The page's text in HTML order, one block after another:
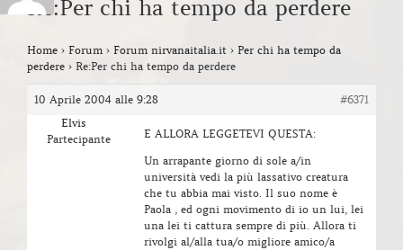
Re:Per chi ha tempo da perdere
Home › Forum › Forum nirvanaitalia.it › Per chi ha tempo da
perdere › Re:Per chi ha tempo da perdere
10 Aprile 2004 alle 9:28
#6371
Elvis
Partecipante
E ALLORA LEGGETEVI QUESTA:
Un arrapante giorno di sole a/in
università vedi la più lassativo creatura
che tu abbia mai visto. Il suo nome è
Paola , ed ogni movimento di io un lui, lei
una lei ti cattura sempre di più. Allora ti
rivolgi al/alla tua/o migliore amico/a